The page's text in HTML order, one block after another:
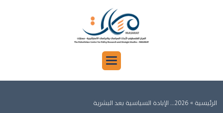
الرئيسية » 2026... الإبادة السياسية بعد البشرية